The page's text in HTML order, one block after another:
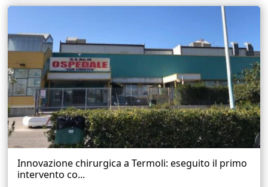
Innovazione chirurgica a Termoli: eseguito il primo
intervento co...